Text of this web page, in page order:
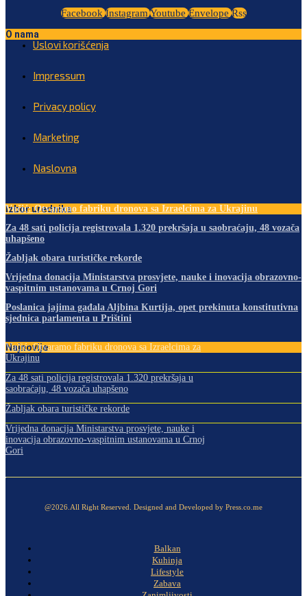
Facebook InstagramYoutube Envelope Rss
O nama
Uslovi korišćenja
Impressum
Privacy policy
Marketing
Naslovna
Izbor urednika
Vučić: Otvaramo fabriku dronova sa Izraelcima za Ukrajinu
Za 48 sati policija registrovala 1.320 prekršaja u saobraćaju, 48 vozača
uhapšeno
Žabljak obara turističke rekorde
Vrijedna donacija Ministarstva prosvjete, nauke i inovacija obrazovno-
vaspitnim ustanovama u Crnoj Gori
Poslanica jajima gađala Aljbina Kurtija, opet prekinuta konstitutivna
sjednica parlamenta u Prištini
Najnovije
Vučić: Otvaramo fabriku dronova sa Izraelcima za
Ukrajinu
Za 48 sati policija registrovala 1.320 prekršaja u
saobraćaju, 48 vozača uhapšeno
Žabljak obara turističke rekorde
Vrijedna donacija Ministarstva prosvjete, nauke i
inovacija obrazovno-vaspitnim ustanovama u Crnoj
Gori
@2026.All Right Reserved. Designed and Developed by Press.co.me
Balkan
Kuhinja
Lifestyle
Zabava